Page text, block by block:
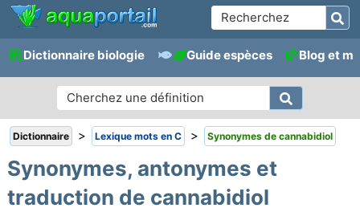
Dictionnaire biologie Guide espèces Blog et
Dictionnaire > Lexique mots en C > Synonymes de cannabidiol
Synonymes, antonymes et
traduction de cannabidiol